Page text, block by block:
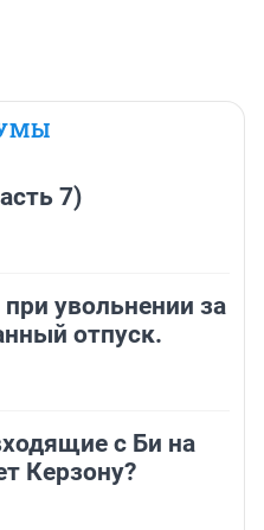
7)
увольнении за
отпуск.
с Би на
Керзону?